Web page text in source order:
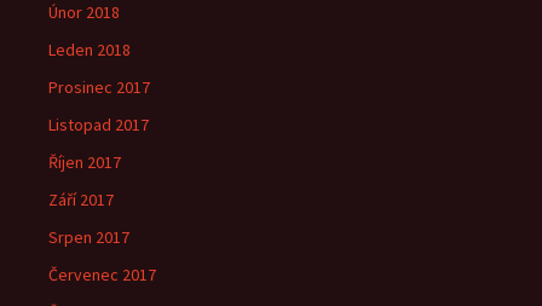
Únor 2018
Leden 2018
Prosinec 2017
Listopad 2017
Říjen 2017
Září 2017
Srpen 2017
Červenec 2017